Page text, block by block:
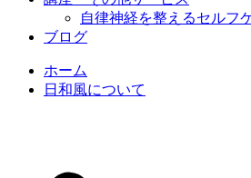
自律神経を整えるセルフ
ブログ
ホーム
日和風について